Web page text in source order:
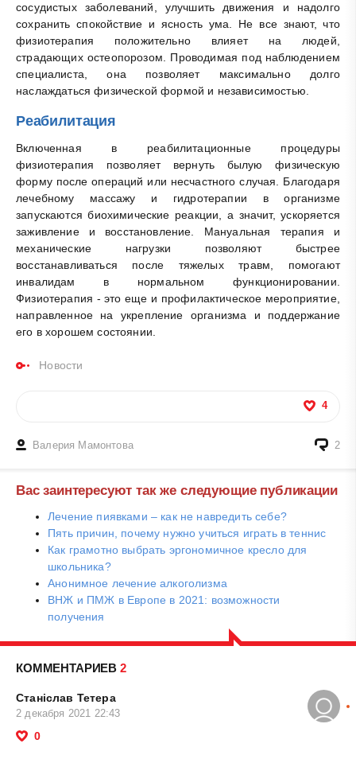
сосудистых заболеваний, улучшить движения и надолго
сохранить спокойствие и ясность ума. Не все знают, что
физиотерапия положительно влияет на людей,
страдающих остеопорозом. Проводимая под наблюдением
специалиста, она позволяет максимально долго
наслаждаться физической формой и независимостью.
Реабилитация
Включенная в реабилитационные процедуры
физиотерапия позволяет вернуть былую физическую
форму после операций или несчастного случая. Благодаря
лечебному массажу и гидротерапии в организме
запускаются биохимические реакции, а значит, ускоряется
заживление и восстановление. Мануальная терапия и
механические нагрузки позволяют быстрее
восстанавливаться после тяжелых травм, помогают
инвалидам в нормальном функционировании.
Физиотерапия - это еще и профилактическое мероприятие,
направленное на укрепление организма и поддержание
его в хорошем состоянии.
Новости
4
Валерия Мамонтова 2
Вас заинтересуют так же следующие публикации
Лечение пиявками – как не навредить себе?
Пять причин, почему нужно учиться играть в теннис
Как грамотно выбрать эргономичное кресло для
школьника?
Анонимное лечение алкоголизма
ВНЖ и ПМЖ в Европе в 2021: возможности
получения
КОММЕНТАРИЕВ 2
Станіслав Тетера
2 декабря 2021 22:43
0